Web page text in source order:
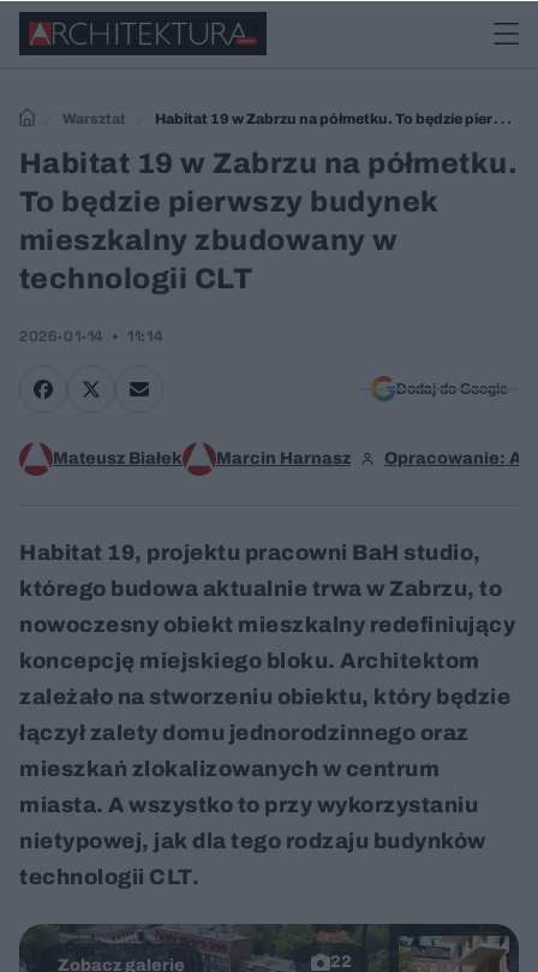
Warsztat
Habitat 19 w Zabrzu na półmetku. To będzie pierwszy
budynek mieszkalny zbudowany w technologii CLT
Habitat 19 w Zabrzu na półmetku.
To będzie pierwszy budynek
mieszkalny zbudowany w
technologii CLT
2026-01-14 11:14
Dodaj do Google
Mateusz Białek Marcin Harnasz Opracowanie:
Habitat 19, projektu pracowni BaH studio,
którego budowa aktualnie trwa w Zabrzu, to
nowoczesny obiekt mieszkalny redefiniujący
koncepcję miejskiego bloku. Architektom
zależało na stworzeniu obiektu, który będzie
łączył zalety domu jednorodzinnego oraz
mieszkań zlokalizowanych w centrum
miasta. A wszystko to przy wykorzystaniu
nietypowej, jak dla tego rodzaju budynków
technologii CLT.
22